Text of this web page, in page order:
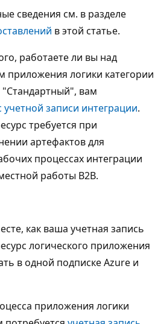
сведения см. в разделе
в этой статье.
работаете ли вы над
приложения логики категории
вам
учетной записи интеграции.
требуется при
артефактов для
процессах интеграции
работы B2B.
как ваша учетная запись
логического приложения
в одной подписке Azure и
приложения логики